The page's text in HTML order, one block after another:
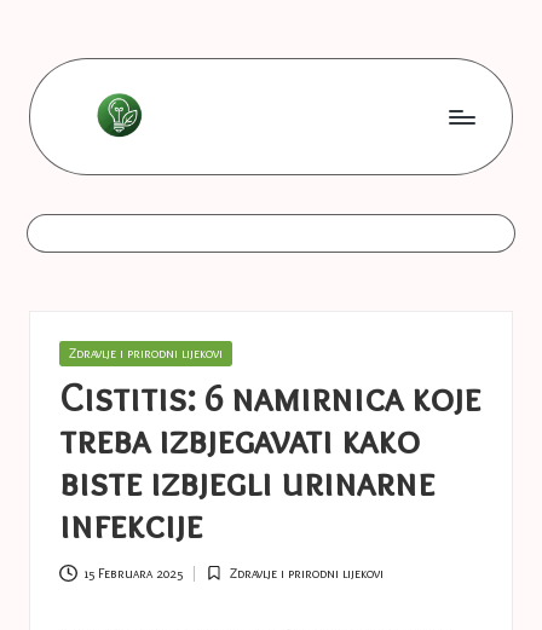
content
L
e
s
o
n
n
e
s
a
s
astuces
Posted
Zdravlje i prirodni lijekovi
Cistitis: 6 namirnica koje
treba izbjegavati kako
biste izbjegli urinarne
infekcije
15 Februara 2025
Posted
Zdravlje i prirodni lijekovi